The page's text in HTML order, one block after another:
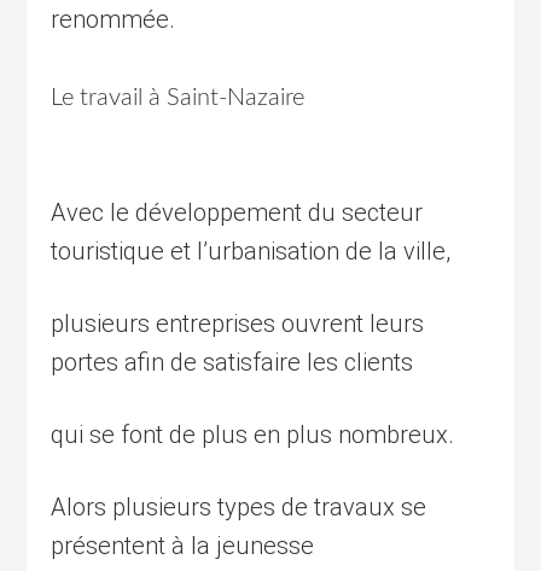
renommée.
Le travail à Saint-Nazaire
Avec le développement du secteur
touristique et l’urbanisation de la ville,
plusieurs entreprises ouvrent leurs
portes afin de satisfaire les clients
qui se font de plus en plus nombreux.
Alors plusieurs types de travaux se
présentent à la jeunesse